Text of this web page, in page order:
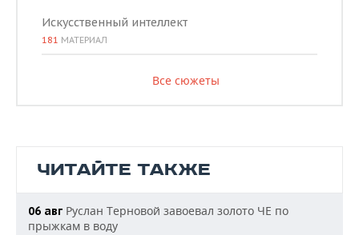
Искусственный интеллект
181 МАТЕРИАЛ
Все сюжеты
ЧИТАЙТЕ ТАКЖЕ
06 авг Руслан Терновой завоевал золото ЧЕ по
прыжкам в воду